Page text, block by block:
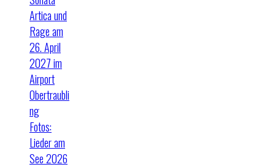
Artica und
Rage am
26. April
2027 im
Airport
Obertraubli
ng
Fotos:
Lieder am
See 2026